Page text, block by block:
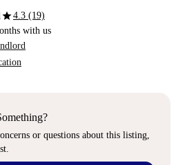
star4.3 (19)
with us
or questions about this listing,